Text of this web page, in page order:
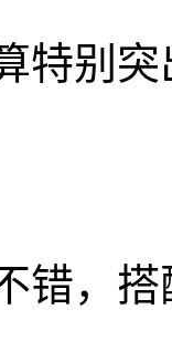
特别
错，